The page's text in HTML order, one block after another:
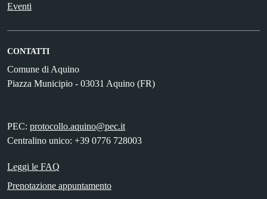
Eventi
CONTATTI
Comune di Aquino
Piazza Municipio - 03031 Aquino (FR)
PEC: protocollo.aquino@pec.it
Centralino unico: +39 0776 728003
Leggi le FAQ
Prenotazione appuntamento